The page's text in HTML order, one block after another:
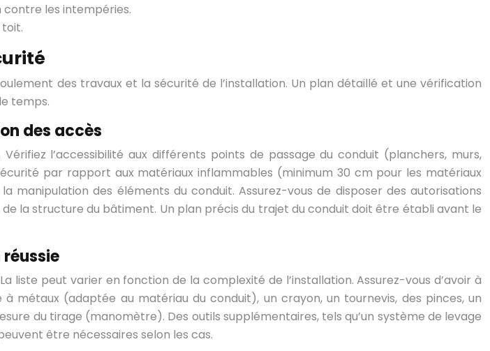
les intempéries.
des travaux et la sécurité de l’installation. Un plan détaillé et une vérification
temps.
des accès
l’accessibilité aux différents points de passage du conduit (planchers, murs,
par rapport aux matériaux inflammables (minimum 30 cm pour les matériaux
des éléments du conduit. Assurez-vous de disposer des autorisations
la structure du bâtiment. Un plan précis du trajet du conduit doit être établi avant le
liste peut varier en fonction de la complexité de l’installation. Assurez-vous d’avoir à
métaux (adaptée au matériau du conduit), un crayon, un tournevis, des pinces, un
du tirage (manomètre). Des outils supplémentaires, tels qu’un système de levage
être nécessaires selon les cas.